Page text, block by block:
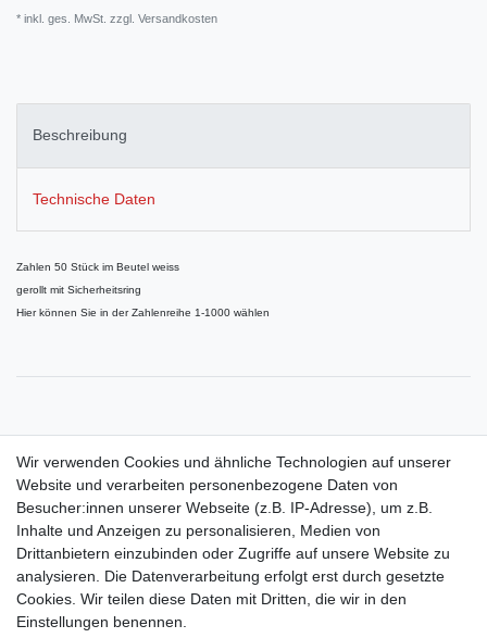
* inkl. ges. MwSt. zzgl. Versandkosten
Beschreibung
Technische Daten
Zahlen 50 Stück im Beutel weiss
gerollt mit Sicherheitsring
Hier können Sie in der Zahlenreihe 1-1000 wählen
Shop
Zahlungs- und Versandbedingungen
Warenkorb
Wir verwenden Cookies und ähnliche Technologien auf unserer
Website und verarbeiten personenbezogene Daten von
Besucher:innen unserer Webseite (z.B. IP-Adresse), um z.B.
Inhalte und Anzeigen zu personalisieren, Medien von
Drittanbietern einzubinden oder Zugriffe auf unsere Website zu
analysieren. Die Datenverarbeitung erfolgt erst durch gesetzte
Cookies. Wir teilen diese Daten mit Dritten, die wir in den
Einstellungen benennen.